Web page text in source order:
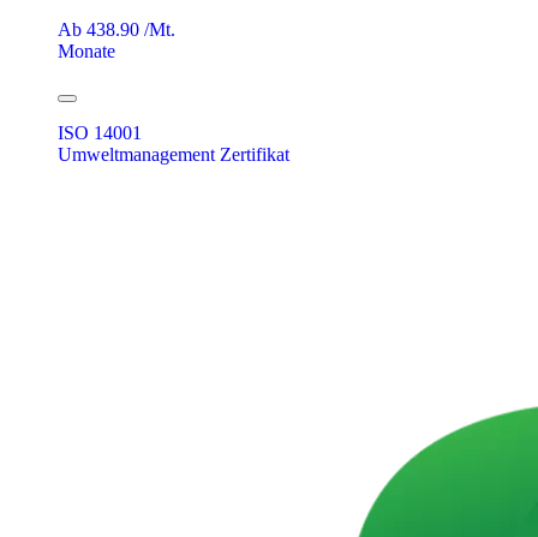
Ab 438.90 /Mt.
Monate
ISO 14001
Umweltmanagement Zertifikat